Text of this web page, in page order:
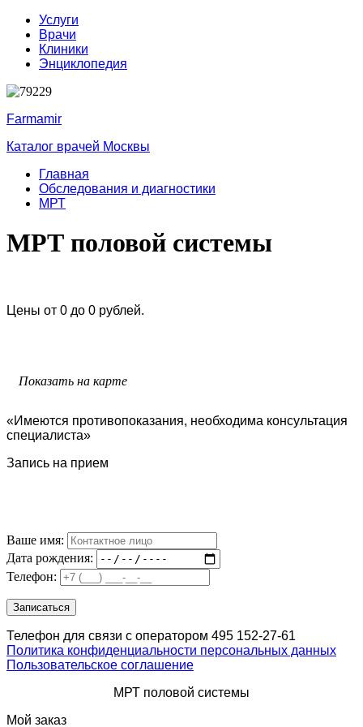
Услуги
Врачи
Клиники
Энциклопедия
Farmamir
Каталог врачей Москвы
Главная
Обследования и диагностики
МРТ
МРТ половой системы
Цены от 0 до 0 рублей.
Показать на карте
«Имеются противопоказания, необходима консультация
специалиста»
Запись на прием
Ваше имя:
Дата рождения:
Телефон:
Телефон для связи с оператором 495 152-27-61
Политика конфиденциальности персональных данных
Пользовательское соглашение
МРТ половой системы
Мой заказ